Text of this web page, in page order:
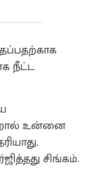
நீட்ட
உன்னை
சிங்கம்.